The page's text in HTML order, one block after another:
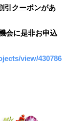
引クーポンがあ
会に是非お申込
view/430786